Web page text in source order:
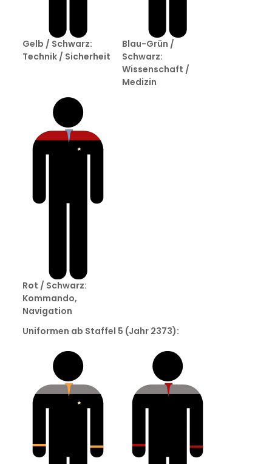
Gelb / Schwarz:
Technik / Sicherheit
Blau-Grün /
Schwarz:
Wissenschaft /
Medizin
Rot / Schwarz:
Kommando,
Navigation
Uniformen ab Staffel 5 (Jahr 2373):